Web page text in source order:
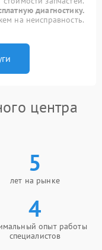
диагностику.
на неисправность.
центра
5
лет на рынке
4
опыт работы
специалистов